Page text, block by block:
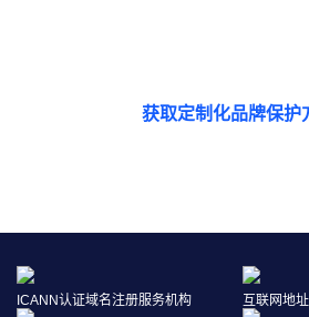
获取定制化品牌保护
ICANN认证域名注册服务机构 互联网地